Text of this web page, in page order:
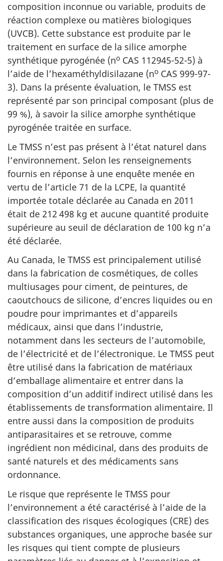
composition inconnue ou variable, produits de
réaction complexe ou matières biologiques
(UVCB). Cette substance est produite par le
traitement en surface de la silice amorphe
synthétique pyrogénée (no CAS 112945-52-5) à
l’aide de l’hexaméthyldisilazane (no CAS 999-97-
3). Dans la présente évaluation, le TMSS est
représenté par son principal composant (plus de
99 %), à savoir la silice amorphe synthétique
pyrogénée traitée en surface.
Le TMSS n’est pas présent à l’état naturel dans
l’environnement. Selon les renseignements
fournis en réponse à une enquête menée en
vertu de l’article 71 de la LCPE, la quantité
importée totale déclarée au Canada en 2011
était de 212 498 kg et aucune quantité produite
supérieure au seuil de déclaration de 100 kg n’a
été déclarée.
Au Canada, le TMSS est principalement utilisé
dans la fabrication de cosmétiques, de colles
multiusages pour ciment, de peintures, de
caoutchoucs de silicone, d’encres liquides ou en
poudre pour imprimantes et d’appareils
médicaux, ainsi que dans l’industrie,
notamment dans les secteurs de l’automobile,
de l’électricité et de l’électronique. Le TMSS peut
être utilisé dans la fabrication de matériaux
d’emballage alimentaire et entrer dans la
composition d’un additif indirect utilisé dans les
établissements de transformation alimentaire. Il
entre aussi dans la composition de produits
antiparasitaires et se retrouve, comme
ingrédient non médicinal, dans des produits de
santé naturels et des médicaments sans
ordonnance.
Le risque que représente le TMSS pour
l’environnement a été caractérisé à l’aide de la
classification des risques écologiques (CRE) des
substances organiques, une approche basée sur
les risques qui tient compte de plusieurs